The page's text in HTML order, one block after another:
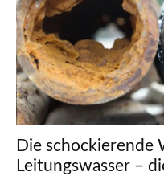
Die schockierende
Leitungswasser –